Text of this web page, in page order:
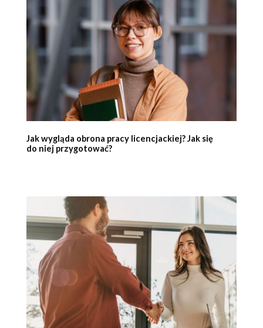
Jak wygląda obrona pracy licencjackiej? Jak się
do niej przygotować?